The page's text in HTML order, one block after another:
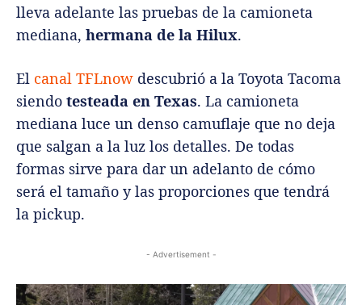
lleva adelante las pruebas de la camioneta
mediana, hermana de la Hilux.
El canal TFLnow descubrió a la Toyota Tacoma
siendo testeada en Texas. La camioneta
mediana luce un denso camuflaje que no deja
que salgan a la luz los detalles. De todas
formas sirve para dar un adelanto de cómo
será el tamaño y las proporciones que tendrá
la pickup.
- Advertisement -